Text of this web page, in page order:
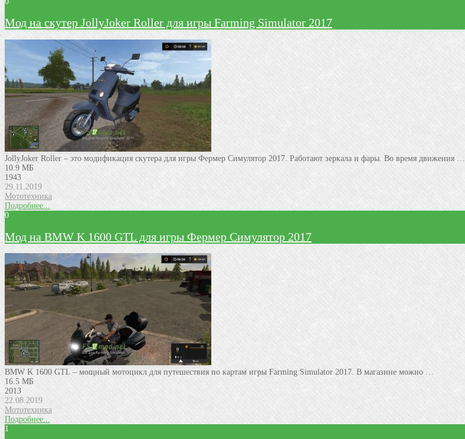
Mод на скутер JollyJoker Roller для игры Farming Simulator 2017
JollyJoker Roller – это модификация скутера для игры Фермер Симулятор 2017. Работают зеркала и фары. Во время движения …
10.9 МБ
1943
29.11.2019
Мототехника
Подробнее...
0
Мод на BMW K 1600 GTL для игры Фермер Симулятор 2017
BMW K 1600 GTL – мощный мотоцикл для путешествия по картам игры Farming Simulator 2017. В магазине можно …
16.5 МБ
2013
22.08.2019
Мототехника
Подробнее...
1